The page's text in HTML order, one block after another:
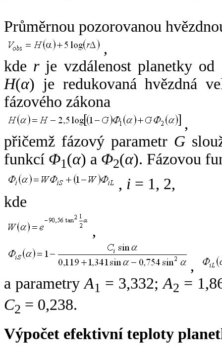
Průměrnou pozorovanou
,
kde rje vzdálenost planetky od
H(α) je redukovaná hvězdná
fázového zákona
,
přičemž fázový parametr G
funkcí Φ1(α) a Φ2(α). Fázovou
, i = 1, 2,
kde
,
,
a parametryA1 = 3,332;A2 =
C2 = 0,238.
Výpočet efektivní teploty